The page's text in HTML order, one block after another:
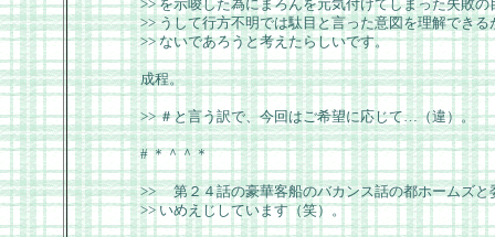
>> を示唆した為にまろんを元気付けてしまった失敗
>> うして行方不明では駄目と言った意図を理解でき
>> ないであろうと考えたらしいです。
成程。
>> ＃と言う訳で、今回はご希望に応じて…（違）。
# ＊＾＾＊
>> 第２４話の豪華客船のバカンス話の都ホームズと
>> いめえじしています（笑）。